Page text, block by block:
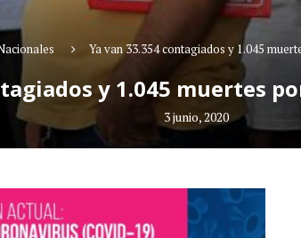
Ya van 33.354 contagiados y 1.045
y 1.045 muertes
3 junio, 2020